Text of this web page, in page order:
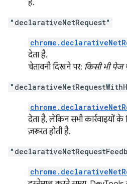
है.
"declarativeNetRequest"
देता है.
चेतावनी दिखने पर: किसी भी पेज
देता है, लेकिन सभी कार्रवाइयों
ज़रूरत होती है.